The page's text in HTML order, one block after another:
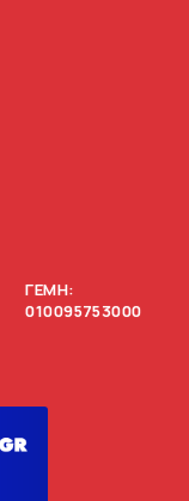
ΓΕΜΗ:
010095753000